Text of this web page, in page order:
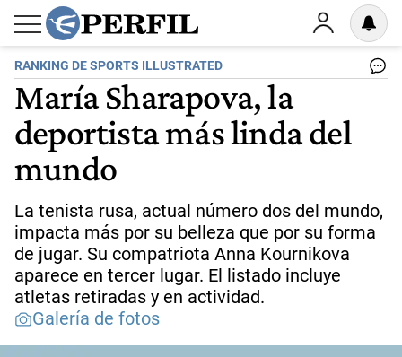
RANKING DE SPORTS ILLUSTRATED
María Sharapova, la
deportista más linda del
mundo
La tenista rusa, actual número dos del mundo,
impacta más por su belleza que por su forma
de jugar. Su compatriota Anna Kournikova
aparece en tercer lugar. El listado incluye
atletas retiradas y en actividad.
Galería de fotos